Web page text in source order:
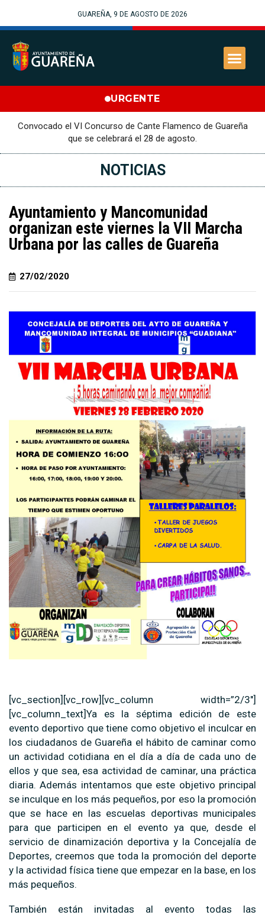
GUAREÑA, 9 DE AGOSTO DE 2026
URGENTE
Convocado el VI Concurso de Cante Flamenco de Guareña
que se celebrará el 28 de agosto.
NOTICIAS
Ayuntamiento y Mancomunidad
organizan este viernes la VII Marcha
Urbana por las calles de Guareña
27/02/2020
[vc_section][vc_row][vc_column width=”2/3″]
[vc_column_text]Ya es la séptima edición de este
evento deportivo que tiene como objetivo el inculcar en
los ciudadanos de Guareña el hábito de caminar como
un actividad cotidiana en el día a día de cada uno de
ellos y que sea, esa actividad de caminar, una práctica
diaria. Además intentamos que este objetivo principal
se inculque en los más pequeños, por eso la promoción
que se hace en las escuelas deportivas municipales
para que participen en el evento ya que, desde el
servicio de dinamización deportiva y la Concejalía de
Deportes, creemos que toda la promoción del deporte
y la actividad física tiene que empezar en la base, en los
más pequeños.
También están invitadas al evento todas las